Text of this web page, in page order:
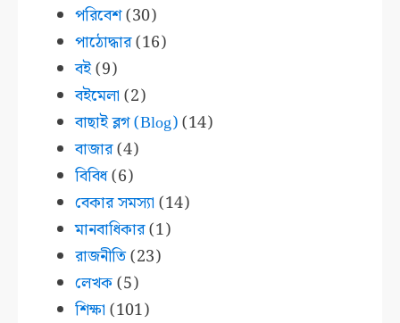
পরিবেশ(30)
পাঠোদ্ধার(16)
বই(9)
বইমেলা (2)
বাছাই ব্লগ (Blog)(14)
বাজার(4)
বিবিধ(6)
বেকার সমস্যা (14)
মানবাধিকার(1)
রাজনীতি(23)
লেখক(5)
শিক্ষা (101)